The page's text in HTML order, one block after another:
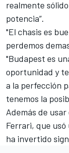
realmente
potencia”.
"El chasis es
perdemos
"Budapest es
oportunidad y
a la perfección
tenemos la
Además de
Ferrari, que usó
ha invertido